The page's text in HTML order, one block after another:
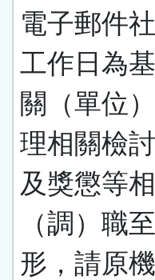
電子郵件
工作日為
關（單位
理相關檢
及獎懲等
（調）職
形，請原